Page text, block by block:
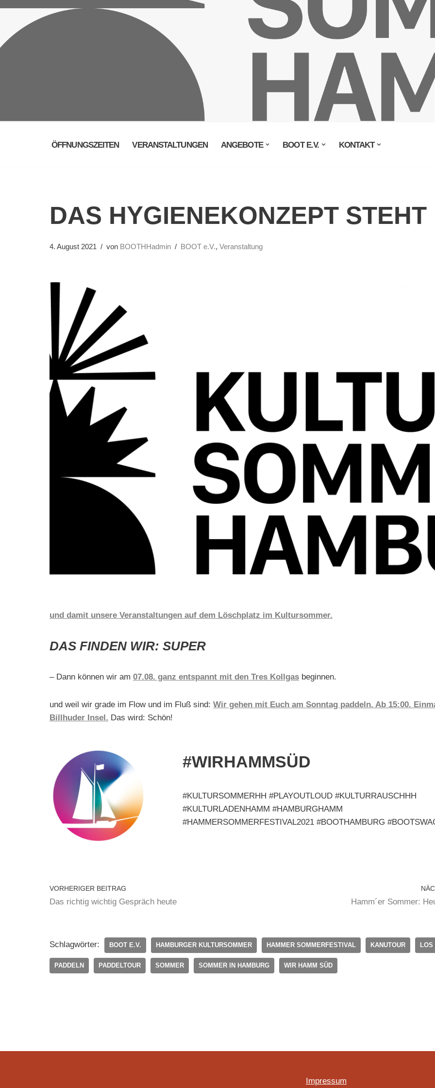
ÖFFNUNGSZEITEN VERANSTALTUNGEN ANGEBOTE BOOT E.V. KONTAKT
DAS HYGIENEKONZEPT STEHT
4. August 2021 von BOOTHHadmin BOOT e.V., Veranstaltung
und damit unsere Veranstaltungen auf dem Löschplatz im Kultursommer.
DAS FINDEN WIR: SUPER
– Dann können wir am 07.08. ganz entspannt mit den Tres Kollgas beginnen.
und weil wir grade im Flow und im Fluß sind: Wir gehen mit Euch am Sonntag paddeln. Ab 15:00.
Billhuder Insel. Das wird: Schön!
#WIRHAMMSÜD
#KULTURSOMMERHH #PLAYOUTLOUD #KULTURRAUSCHHH
#KULTURLADENHAMM #HAMBURGHAMM
#HAMMERSOMMERFESTIVAL2021 #BOOTHAMBURG
VORHERIGER BEITRAG
Das richtig wichtig Gespräch heute Hamm´er Sommer:
Schlagwörter: BOOT E.V. HAMBURGER KULTURSOMMER HAMMER SOMMERFESTIVAL KANUTOUR LOS
PADDELN PADDELTOUR SOMMER SOMMER IN HAMBURG WIR HAMM SÜD
Impressum